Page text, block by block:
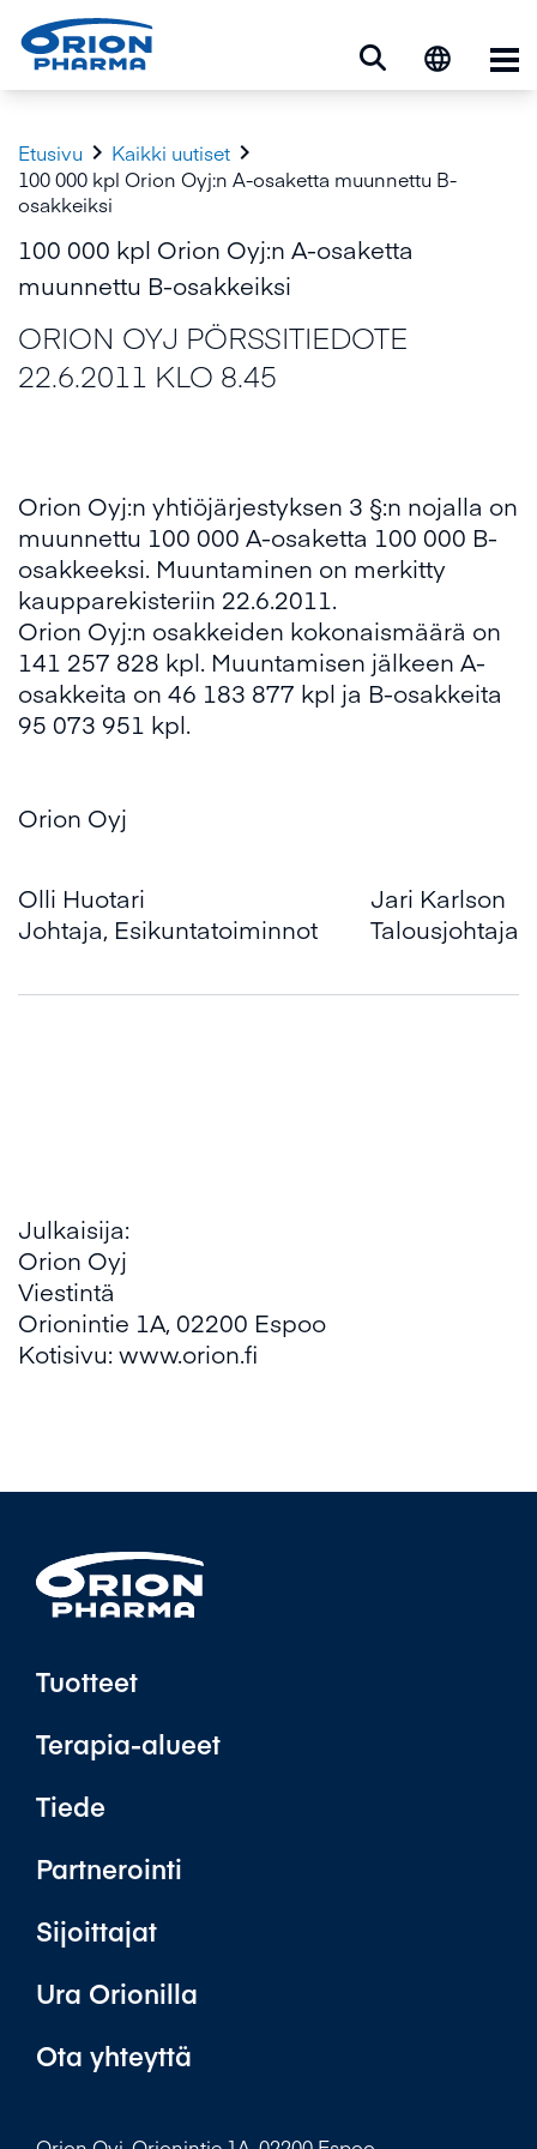
Etusivu  Kaikki uutiset 
100 000 kpl Orion Oyj:n A-osaketta muunnettu B-
osakkeiksi
100 000 kpl Orion Oyj:n A-osaketta
muunnettu B-osakkeiksi
ORION OYJ PÖRSSITIEDOTE
22.6.2011 KLO 8.45
Orion Oyj:n yhtiöjärjestyksen 3 §:n nojalla on
muunnettu 100 000 A-osaketta 100 000 B-
osakkeeksi. Muuntaminen on merkitty
kaupparekisteriin 22.6.2011.
Orion Oyj:n osakkeiden kokonaismäärä on
141 257 828 kpl. Muuntamisen jälkeen A-
osakkeita on 46 183 877 kpl ja B-osakkeita
95 073 951 kpl.
Orion Oyj
Olli Huotari
Johtaja, Esikuntatoiminnot
Jari Karlson
Talousjohtaja
Julkaisija:
Orion Oyj
Viestintä
Orionintie 1A, 02200 Espoo
Kotisivu: www.orion.fi
Tuotteet
Terapia-alueet
Tiede
Partnerointi
Sijoittajat
Ura Orionilla
Ota yhteyttä